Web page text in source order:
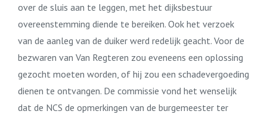
over de sluis aan te leggen, met het dijksbestuur
overeenstemming diende te bereiken. Ook het verzoek
van de aanleg van de duiker werd redelijk geacht. Voor de
bezwaren van Van Regteren zou eveneens een oplossing
gezocht moeten worden, of hij zou een schadevergoeding
dienen te ontvangen. De commissie vond het wenselijk
dat de NCS de opmerkingen van de burgemeester ter